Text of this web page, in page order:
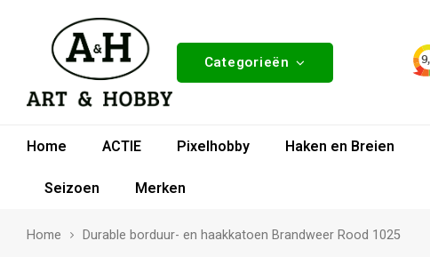
Categorieën
Home ACTIE Pixelhobby Haken en Breien
Seizoen
Merken
Home Durable borduur- en haakkatoen Brandweer Rood 1025